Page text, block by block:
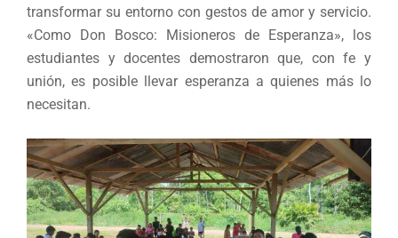
transformar su entorno con gestos de amor y servicio.
«Como Don Bosco: Misioneros de Esperanza», los
estudiantes y docentes demostraron que, con fe y
unión, es posible llevar esperanza a quienes más lo
necesitan.